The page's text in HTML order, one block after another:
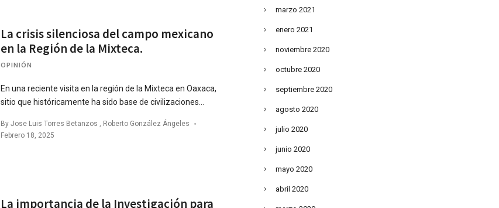
La crisis silenciosa del campo mexicano
en la Región de la Mixteca.
OPINIÓN
En una reciente visita en la región de la Mixteca en Oaxaca,
sitio que históricamente ha sido base de civilizaciones…
By Jose Luis Torres Betanzos
Roberto González Ángeles
Febrero 18, 2025
La importancia de la Investigación para
marzo 2021
enero 2021
noviembre 2020
octubre 2020
septiembre 2020
agosto 2020
julio 2020
junio 2020
mayo 2020
abril 2020